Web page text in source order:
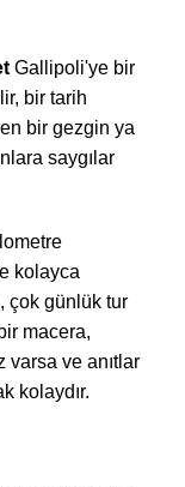
Gallipoli'ye bir
bir tarih
bir gezgin ya
saygılar
kolayca
çok günlük tur
macera,
ve anıtlar
kolaydır.